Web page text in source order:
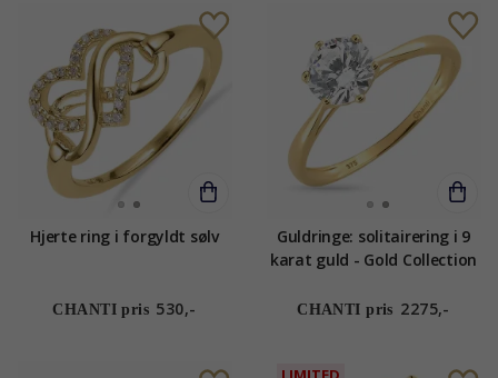
Hjerte ring i forgyldt sølv
CHANTI pris 530,-
Guldringe: solitairering i 9
karat guld - Gold Collection
CHANTI pris 2275,-